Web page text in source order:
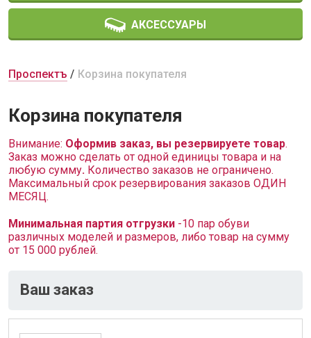
АКСЕССУАРЫ
Проспектъ Корзина покупателя
Корзина покупателя
Внимание: Оформив заказ, вы резервируете товар.
Заказ можно сделать от одной единицы товара и на
любую сумму. Количество заказов не ограничено.
Максимальный срок резервирования заказов ОДИН
МЕСЯЦ.
Минимальная партия отгрузки -10 пар обуви
различных моделей и размеров, либо товар на сумму
от 15 000 рублей.
Ваш заказ